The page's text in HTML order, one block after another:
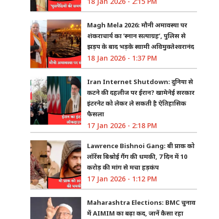
Magh Mela 2026: मौनी अमावस्या पर
शंकराचार्य का ‘स्नान सत्याग्रह’, पुलिस से
झड़प के बाद भड़के स्वामी अविमुक्तेश्वरानंद
18 Jan 2026 - 1:37 PM
Iran Internet Shutdown: दुनिया से
कटने की दहलीज पर ईरान? खामेनेई सरकार
इंटरनेट को लेकर ले सकती है ऐतिहासिक
फैसला
17 Jan 2026 - 2:18 PM
Lawrence Bishnoi Gang: बी प्राक को
लॉरेंस बिश्नोई गैंग की धमकी, 7 दिन में 10
करोड़ की मांग से मचा हड़कंप
17 Jan 2026 - 1:12 PM
Maharashtra Elections: BMC चुनाव
में AIMIM का बढ़ा कद, जानें कैसा रहा